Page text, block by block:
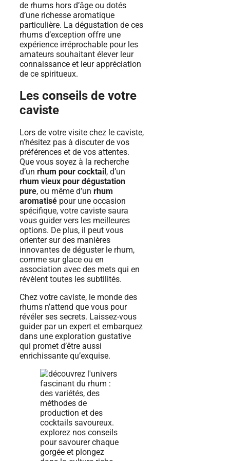
de rhums hors d’âge ou dotés
d’une richesse aromatique
particulière. La dégustation de ces
rhums d’exception offre une
expérience irréprochable pour les
amateurs souhaitant élever leur
connaissance et leur appréciation
de ce spiritueux.
Les conseils de votre
caviste
Lors de votre visite chez le caviste,
n’hésitez pas à discuter de vos
préférences et de vos attentes.
Que vous soyez à la recherche
d’un rhum pour cocktail , d’un
rhum vieux pour dégustation
pure, ou même d’un rhum
aromatisé pour une occasion
spécifique, votre caviste saura
vous guider vers les meilleures
options. De plus, il peut vous
orienter sur des manières
innovantes de déguster le rhum,
comme sur glace ou en
association avec des mets qui en
révèlent toutes les subtilités.
Chez votre caviste, le monde des
rhums n’attend que vous pour
révéler ses secrets. Laissez-vous
guider par un expert et embarquez
dans une exploration gustative
qui promet d’être aussi
enrichissante qu’exquise.